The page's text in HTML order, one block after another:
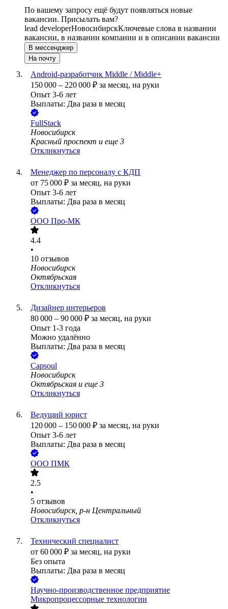
По вашему запросу ещё будут появляться новые
вакансии. Присылать вам?
lead developerНовосибирскКлючевые слова в названии
вакансии, в названии компании и в описании вакансии
В мессенджер
На почту
Android-разработчик Middle / Middle+
150 000 – 220 000 ₽ за месяц, на руки
Опыт 3-6 лет
Выплаты: Два раза в месяц
FullStack
Новосибирск
Красный проспект и еще 3
Откликнуться
Менеджер по персоналу с КДП
от 75 000 ₽ за месяц, на руки
Опыт 3-6 лет
Выплаты: Два раза в месяц
ООО Про-МК
4.4
•
10 отзывов
Новосибирск
Октябрьская
Откликнуться
Дизайнер интерьеров
80 000 – 90 000 ₽ за месяц, на руки
Опыт 1-3 года
Можно удалённо
Выплаты: Два раза в месяц
Capsoul
Новосибирск
Октябрьская и еще 3
Откликнуться
Ведущий юрист
120 000 – 150 000 ₽ за месяц, на руки
Опыт 3-6 лет
Выплаты: Два раза в месяц
ООО ПМК
2.5
•
5 отзывов
Новосибирск, р-н Центральный
Откликнуться
Технический специалист
от 60 000 ₽ за месяц, на руки
Без опыта
Выплаты: Два раза в месяц
Научно-производственное предприятие
Микропроцессорные технологии